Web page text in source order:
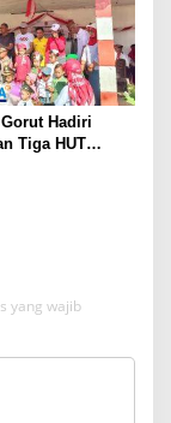
Hadiri
Tiga HUT
yang wajib